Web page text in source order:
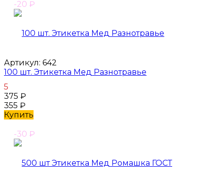
-20 ₽
Артикул: 642
100 шт. Этикетка Мед Разнотравье
5
375 ₽
355 ₽
Купить
-30 ₽